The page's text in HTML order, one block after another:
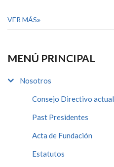
VER MÁS
MENÚ PRINCIPAL
Nosotros
Consejo Directivo actual
Past Presidentes
Acta de Fundación
Estatutos